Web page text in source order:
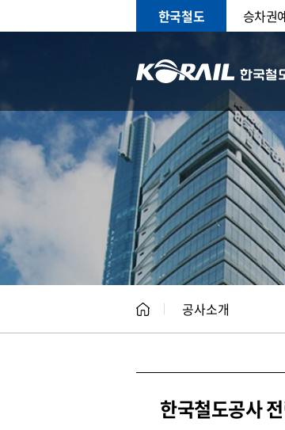
한국철도 승차권
CEO
공사소개
한국철도공사